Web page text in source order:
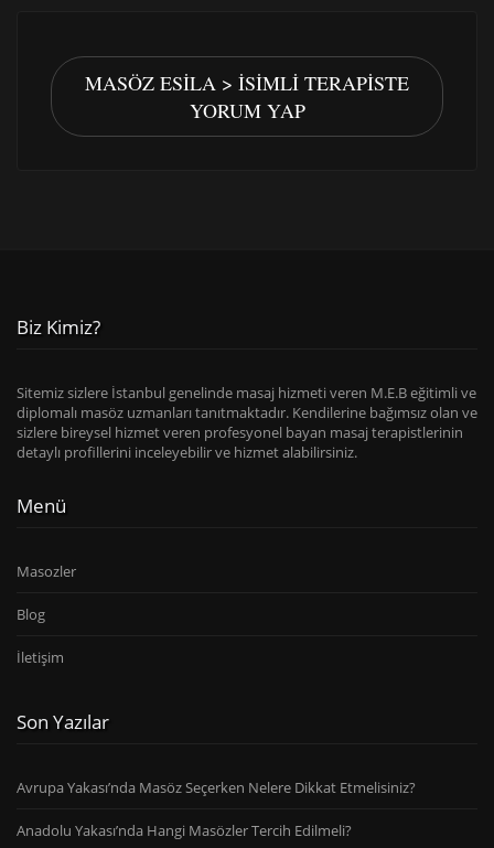
MASÖZ ESILA > İSIMLI TERAPISTE
YORUM YAP
Biz Kimiz?
Sitemiz sizlere İstanbul genelinde masaj hizmeti veren M.E.B eğitimli ve
diplomalı masöz uzmanları tanıtmaktadır. Kendilerine bağımsız olan ve
sizlere bireysel hizmet veren profesyonel bayan masaj terapistlerinin
detaylı profillerini inceleyebilir ve hizmet alabilirsiniz.
Menü
Masozler
Blog
İletişim
Son Yazılar
Avrupa Yakası’nda Masöz Seçerken Nelere Dikkat Etmelisiniz?
Anadolu Yakası’nda Hangi Masözler Tercih Edilmeli?